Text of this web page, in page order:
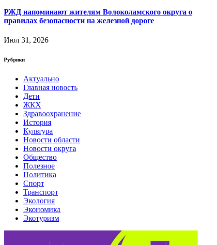
РЖД напоминают жителям Волоколамского округа о
правилах безопасности на железной дороге
Июл 31, 2026
Рубрики
Актуально
Главная новость
Дети
ЖКХ
Здравоохранение
История
Культура
Новости области
Новости округа
Общество
Полезное
Политика
Спорт
Транспорт
Экология
Экономика
Экотуризм